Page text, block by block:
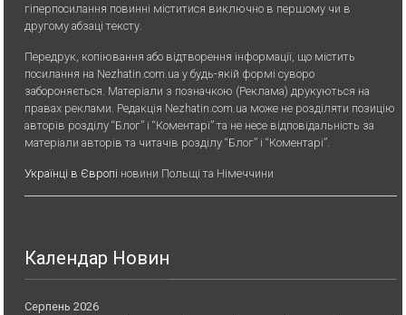
гіперпосилання повинні міститися виключно в першому чи в
другому абзаці тексту.
Передрук, копiювання або вiдтворення iнформацiї, що мiстить
посилання на Nezhatin.com.ua у будь-якiй формi суворо
забороняється. Матеріали з позначкою (Реклама) друкуються на
правах реклами. Редакція Nezhatin.com.ua може не розділяти позицію
авторів розділу “Блог” і “Коментарі” та не несе відповідальність за
матеріали авторів та читачів розділу “Блог” і “Коментарі”.
Українці в Європі новини Польщі та Німеччини
Календар Новин
Серпень 2026